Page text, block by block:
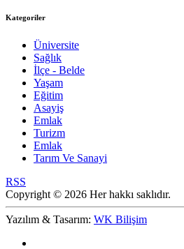
Kategoriler
Üniversite
Sağlık
İlçe - Belde
Yaşam
Eğitim
Asayiş
Emlak
Turizm
Emlak
Tarım Ve Sanayi
RSS
Copyright © 2026 Her hakkı saklıdır.
Yazılım & Tasarım: WK Bilişim